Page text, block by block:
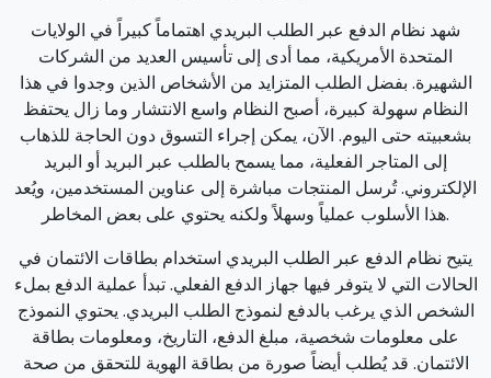
شهد نظام الدفع عبر الطلب البريدي اهتماماً كبيراً في الولايات
المتحدة الأمريكية، مما أدى إلى تأسيس العديد من الشركات
الشهيرة. بفضل الطلب المتزايد من الأشخاص الذين وجدوا في هذا
النظام سهولة كبيرة، أصبح النظام واسع الانتشار وما زال يحتفظ
بشعبيته حتى اليوم. الآن، يمكن إجراء التسوق دون الحاجة للذهاب
إلى المتاجر الفعلية، مما يسمح بالطلب عبر البريد أو البريد
الإلكتروني. تُرسل المنتجات مباشرة إلى عناوين المستخدمين، ويُعد
هذا الأسلوب عملياً وسهلاً ولكنه يحتوي على بعض المخاطر.
يتيح نظام الدفع عبر الطلب البريدي استخدام بطاقات الائتمان في
الحالات التي لا يتوفر فيها جهاز الدفع الفعلي. تبدأ عملية الدفع بملء
الشخص الذي يرغب بالدفع لنموذج الطلب البريدي. يحتوي النموذج
على معلومات شخصية، مبلغ الدفع، التاريخ، ومعلومات بطاقة
الائتمان. قد يُطلب أيضاً صورة من بطاقة الهوية للتحقق من صحة